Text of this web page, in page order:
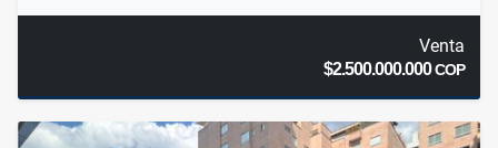
Venta
$2.500.000.000COP